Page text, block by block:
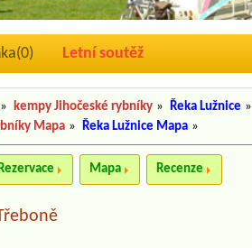
0) Letní soutěž
» kempy Jihočeské rybníky » Řeka Lužnice »
Mapa » Řeka Lužnice Mapa »
Mapa Recenze